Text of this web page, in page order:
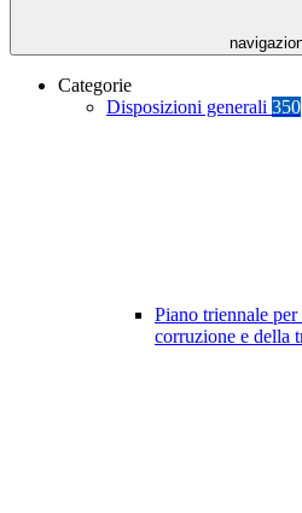
Categorie
Disposizioni generali 350
Piano triennale
corruzione e della